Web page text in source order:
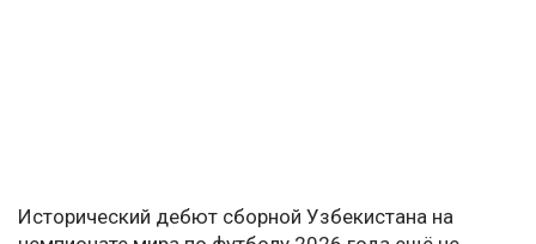
Исторический дебют сборной Узбекистана на